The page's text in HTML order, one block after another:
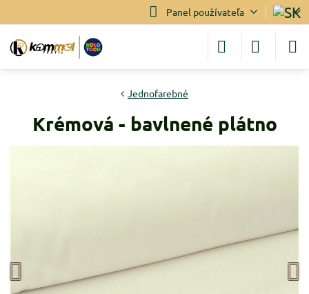
Panel používateľa
Jednofarebné
Krémová - bavlnené plátno